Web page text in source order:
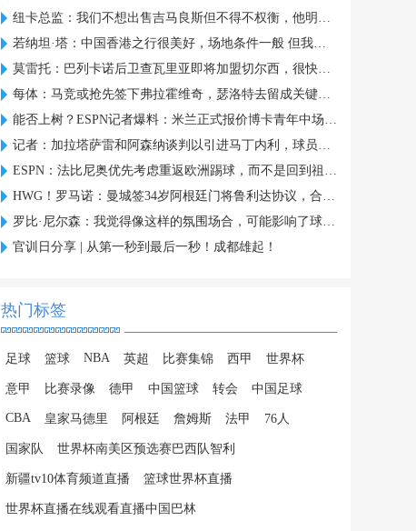
纽卡总监：我们不想出售吉马良斯但不得不权衡，他明确说出了意愿
若纳坦·塔：中国香港之行很美好，场地条件一般 但我们踢得不错
莫雷托：巴列卡诺后卫查瓦里亚即将加盟切尔西，很快就会官方宣布
每体：马竞或抢先签下弗拉霍维奇，瑟洛特去留成关键变量
能否上树？ESPN记者爆料：米兰正式报价博卡青年中场帕雷德斯
记者：加拉塔萨雷和阿森纳谈判以引进马丁内利，球员合同明夏到期
ESPN：法比尼奥优先考虑重返欧洲踢球，而不是回到祖国巴西
HWG！罗马诺：曼城签34岁阿根廷门将鲁利达协议，合同2+1
罗比·尼尔森：我觉得像这样的氛围场合，可能影响了球员们的思绪
官训日分享 | 从第一秒到最后一秒！成都雄起！
热门标签
足球 篮球 NBA 英超 比赛集锦 西甲 世界杯
意甲 比赛录像 德甲 中国篮球 转会 中国足球
CBA 皇家马德里 阿根廷 詹姆斯 法甲 76人
国家队 世界杯南美区预选赛巴西队智利
新疆tv10体育频道直播 篮球世界杯直播
世界杯直播在线观看直播中国巴林